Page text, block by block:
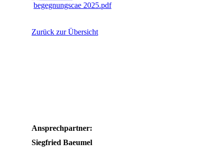
begegnungscae 2025.pdf
Zurück zur Übersicht
Ansprechpartner:
Siegfried Baeumel